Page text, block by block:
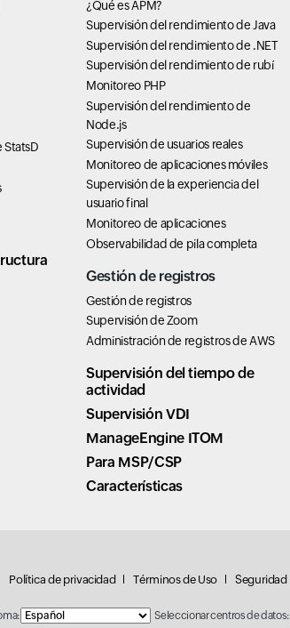
StatsD
¿Qué es APM?
Supervisión del rendimiento de Java
Supervisión del rendimiento de .NET
Supervisión del rendimiento de rubí
Monitoreo PHP
Supervisión del rendimiento de
Node.js
Supervisión de usuarios reales
Monitoreo de aplicaciones móviles
Supervisión de la experiencia del
usuario final
Monitoreo de aplicaciones
Observabilidad de pila completa
Gestión de registros
Gestión de registros
Supervisión de Zoom
Administración de registros de AWS
Supervisión del tiempo de
actividad
Supervisión VDI
ManageEngine ITOM
Para MSP/CSP
Características
Política de privacidad Términos de Uso Seguridad
Seleccionar centros de datos: